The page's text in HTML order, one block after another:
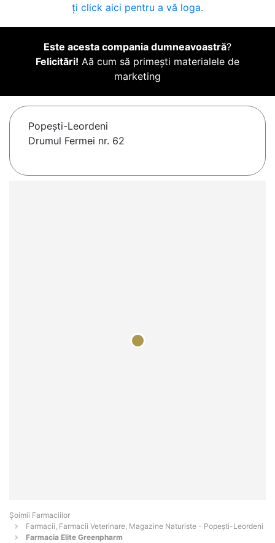
ți click aici pentru a vă loga.
Este acesta compania dumneavoastră?
Felicitări! Aă cum să primești materialele de
marketing
Popeşti-Leordeni
Drumul Fermei nr. 62
Şoimii Farmaciilor
Farmacii, Farmacii Veterinare, Magazine Naturiste - Popeşti-Leordeni
Farmacia Elite Greenpharm